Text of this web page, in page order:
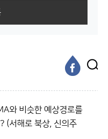
와 비슷한 예상경로를
(서해로 북상, 신의주